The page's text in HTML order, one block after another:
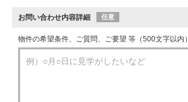
お問い合わせ内容詳細 任意
物件の希望条件、ご質問、ご要望 等（500文字以内）